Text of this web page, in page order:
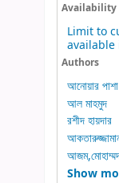
Availability
Limit to
available
Authors
আনোয়ার পাশা
আল মাহমুদ
রশীদ হায়দার
Show